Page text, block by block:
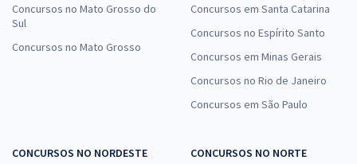
Concursos no Mato Grosso do
Sul
Concursos no Mato Grosso
Concursos em Santa Catarina
Concursos no Espírito Santo
Concursos em Minas Gerais
Concursos no Rio de Janeiro
Concursos em São Paulo
CONCURSOS NO NORDESTE
CONCURSOS NO NORTE